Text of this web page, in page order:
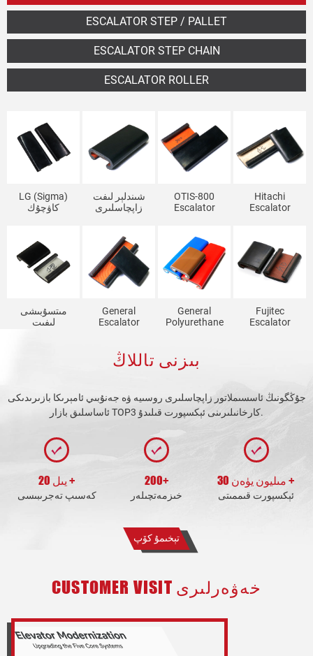
ESCALATOR STEP / PALLET
ESCALATOR STEP CHAIN
ESCALATOR ROLLER
LG (Sigma)
كاۋچۇك
تۇتقۇچ
شىندلېر لىفت
زاپچاسلىرى
OTIS-800
Escalator
Handrail
Hitachi
Escalator
GRF-1
مىتسۇبىشى
لىفىت
General
Escalator
GRF
General
Polyurethane
Fujitec
Escalator
بىزنى تاللاڭ
جۇڭگونىڭ ئاسسىملاتور زاپچاسلىرى روسىيە ۋە جەنۇبىي ئامېرىكا بازىرىدىكى
ئاساسلىق بازار TOP3 كارخانىلىرىنى ئېكسپورت قىلىدۇ.
20 يىل +
كەسىپ تەجرىبىسى
200+
خىزمەتچىلەر
30 مىليون يۈەن +
ئېكسپورت قىممىتى
تېخىمۇ كۆپ
CUSTOMER VISIT خەۋەرلىرى